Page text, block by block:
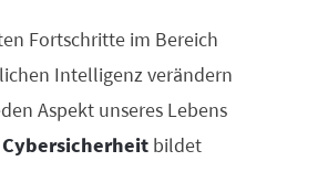
Fortschritte im Bereich
Intelligenz verändern
Aspekt unseres Lebens
Cybersicherheit bildet